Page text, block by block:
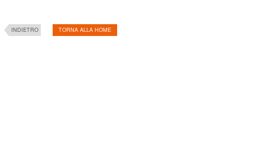
INDIETRO TORNA ALLA HOME